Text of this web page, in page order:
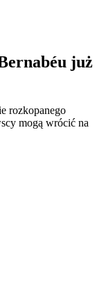
już
rozkopanego
mogą wrócić na